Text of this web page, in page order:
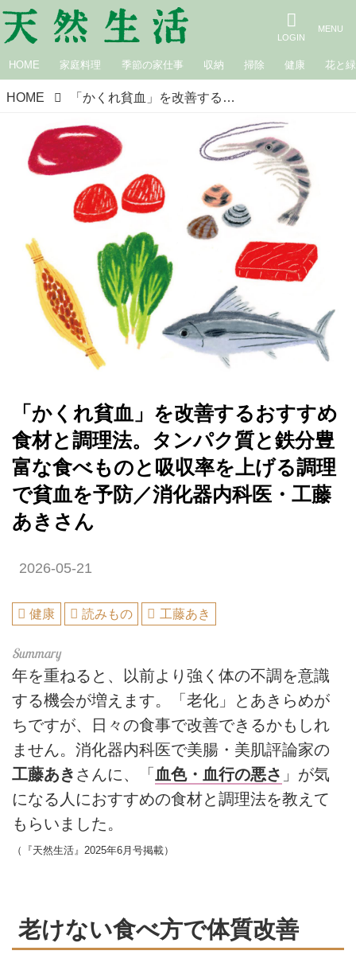
HOME 家庭料理 季節の家仕事 収納 掃除 健康 花と緑
HOME 「かくれ貧血」を改善するおすすめ食材と調理法。タンパク質と鉄分豊富な食べものと吸収率を上げる調理で貧血を予防／消化器内科医・工藤あきさん
「かくれ貧血」を改善するおすすめ
食材と調理法。タンパク質と鉄分豊
富な食べものと吸収率を上げる調理
で貧血を予防／消化器内科医・工藤
あきさん
2026-05-21
健康 読みもの 工藤あき
年を重ねると、以前より強く体の不調を意識
する機会が増えます。「老化」とあきらめが
ちですが、日々の食事で改善できるかもしれ
ません。消化器内科医で美腸・美肌評論家の
工藤あき さんに、「 血色・血行の悪さ 」が気
になる人におすすめの食材と調理法を教えて
もらいました。
（『天然生活』2025年6月号掲載）
老けない食べ方で体質改善